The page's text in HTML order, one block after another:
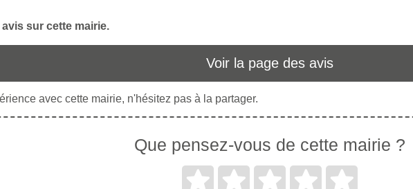
sur cette mairie.
Voir la page des avis
avec cette mairie, n'hésitez pas à la partager.
Que pensez-vous de cette mairie ?